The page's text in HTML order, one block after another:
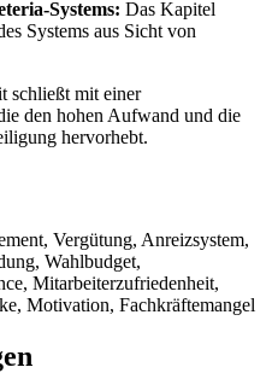
Systems: Das Kapitel
Systems aus Sicht von
schließt mit einer
den hohen Aufwand und die
hervorhebt.
Vergütung, Anreizsystem,
Wahlbudget,
Mitarbeiterzufriedenheit,
Motivation, Fachkräftemangel